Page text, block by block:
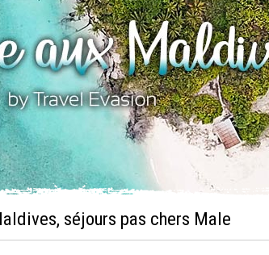
séjours pas chers Male